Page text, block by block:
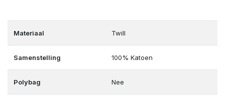
Materiaal Twill
Samenstelling 100% Katoen
Polybag Nee